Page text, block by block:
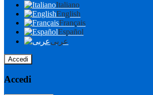
Italiano
English
Français
Español
عربى
Accedi
Accedi